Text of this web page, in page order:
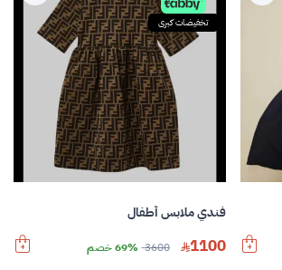
تخفيضات كبرى
فندي ملابس أطفال
1100
3600 69% خصم